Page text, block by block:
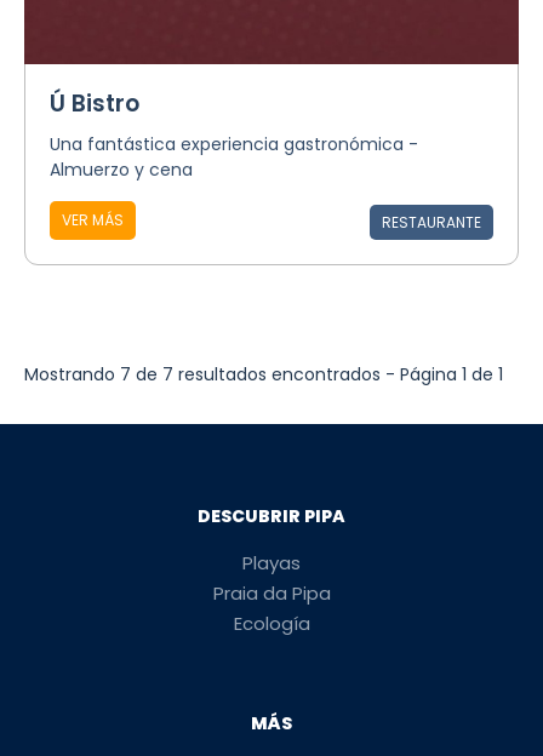
Ú Bistro
Una fantástica experiencia gastronómica -
Almuerzo y cena
VER MÁS RESTAURANTE
Mostrando 7 de 7 resultados encontrados - Página 1 de 1
DESCUBRIR PIPA
Playas
Praia da Pipa
Ecología
MÁS